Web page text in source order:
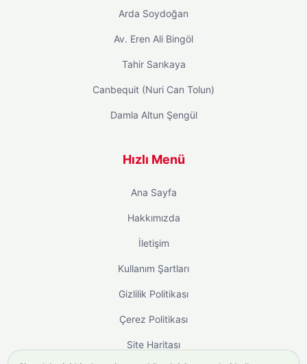
Arda Soydoğan
Av. Eren Ali Bingöl
Tahir Sarıkaya
Canbequit (Nuri Can Tolun)
Damla Altun Şengül
Hızlı Menü
Ana Sayfa
Hakkımızda
İletişim
Kullanım Şartları
Gizlilik Politikası
Çerez Politikası
Site Haritası